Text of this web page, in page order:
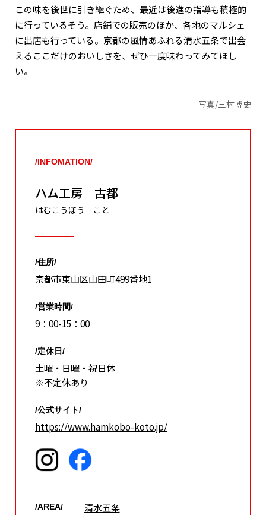
この味を後世に引き継ぐため、最近は後進の指導も積極的
に行っているそう。店舗での販売のほか、各地のマルシェ
に出店も行っている。京都の風情あふれる清水五条で出会
えるここだけのおいしさを、ぜひ一度味わってみてほし
い。
写真/三村博史
/INFOMATION/
ハム工房 古都
はむこうぼう こと
/住所/
京都市東山区山田町499番地1
/営業時間/
9：00-15：00
/定休日/
土曜・日曜・祝日休
※不定休あり
/公式サイト/
https://www.hamkobo-koto.jp/
/AREA/ 清水五条